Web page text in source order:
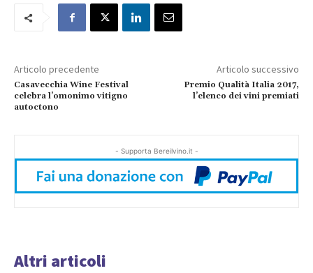
Articolo precedente
Casavecchia Wine Festival
celebra l’omonimo vitigno
autoctono
Articolo successivo
Premio Qualità Italia 2017,
l’elenco dei vini premiati
- Supporta Bereilvino.it -
Altri articoli